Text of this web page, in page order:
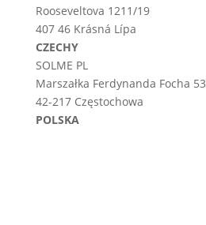
Rooseveltova 1211/19
407 46 Krásná Lípa
CZECHY
SOLME PL
Marszałka Ferdynanda Focha 53
42-217 Częstochowa
POLSKA